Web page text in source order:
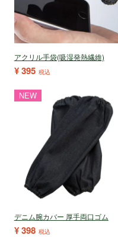
アクリル手袋(吸湿発熱繊維)
¥395 税込
NEW
デニム腕カバー 厚手両口ゴム
¥398 税込